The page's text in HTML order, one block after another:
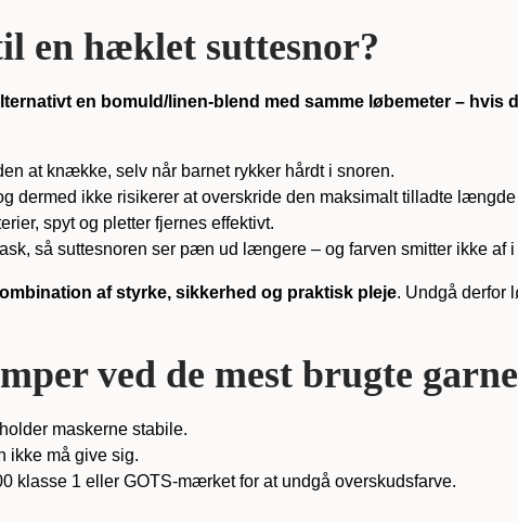
en hæklet suttesnor?
en bomuld/linen-blend med samme løbemeter – hvis
at knække, selv når barnet rykker hårdt i snoren.
dermed ikke risikerer at overskride den maksimalt tilladte længde
spyt og pletter fjernes effektivt.
så suttesnoren ser pæn ud længere – og farven smitter ikke af i
af styrke, sikkerhed og praktisk pleje. Undgå derfor
ved de mest brugte
maskerne stabile.
ikke må give sig.
klasse 1 eller GOTS-mærket for at undgå overskudsfarve.